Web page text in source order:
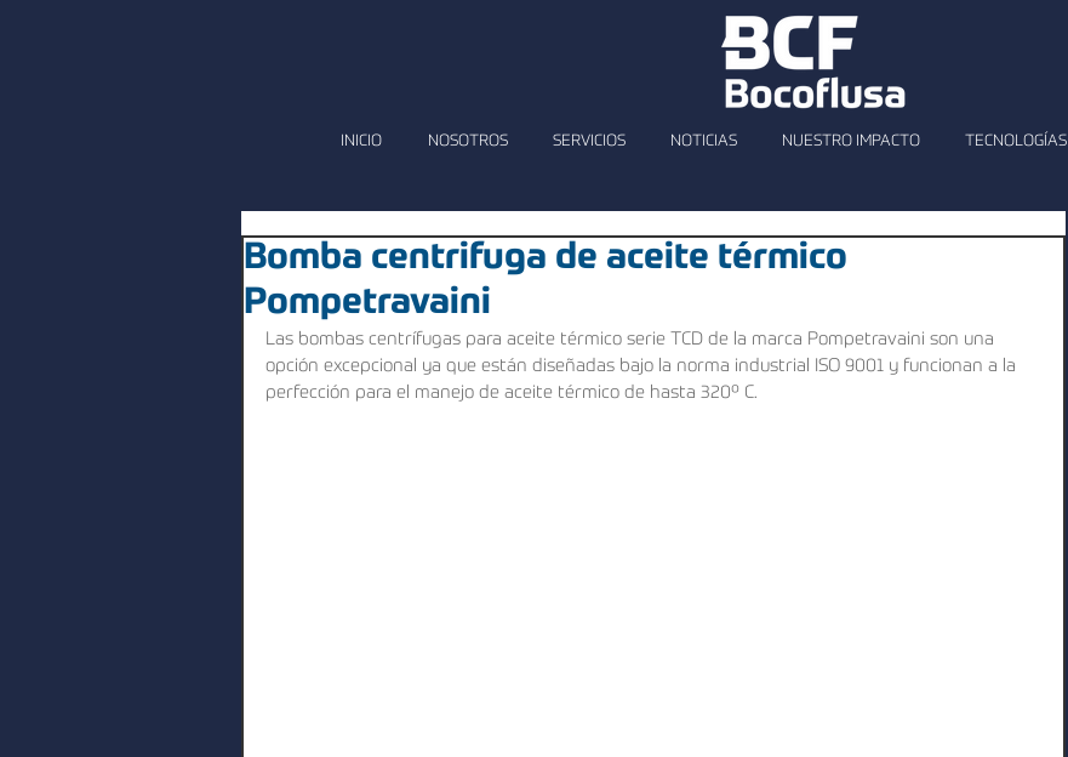
INICIO NOSOTROS SERVICIOS NOTICIAS NUESTRO IMPACTO TECNOLOGÍAS
Bomba centrifuga de aceite térmico
Pompetravaini
Las bombas centrífugas para aceite térmico serie TCD de la marca Pompetravaini son una
opción excepcional ya que están diseñadas bajo la norma industrial ISO 9001 y funcionan a la
perfección para el manejo de aceite térmico de hasta 320º C.